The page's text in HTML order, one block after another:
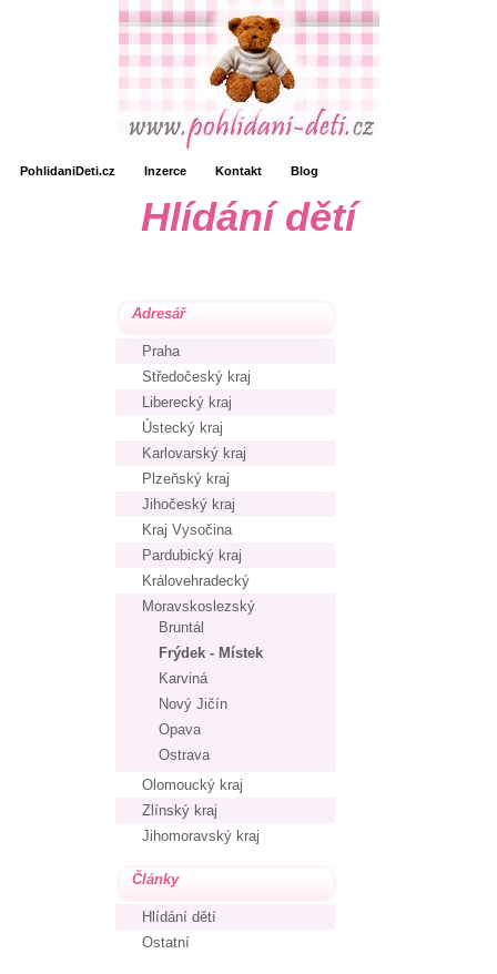
PohlidaniDeti.cz Inzerce Kontakt Blog
Hlídání dětí
Adresář
Praha
Středočeský kraj
Liberecký kraj
Ústecký kraj
Karlovarský kraj
Plzeňský kraj
Jihočeský kraj
Kraj Vysočina
Pardubický kraj
Královehradecký
Moravskoslezský
Bruntál
Frýdek - Místek
Karviná
Nový Jičín
Opava
Ostrava
Olomoucký kraj
Zlínský kraj
Jihomoravský kraj
Články
Hlídání dětí
Ostatní